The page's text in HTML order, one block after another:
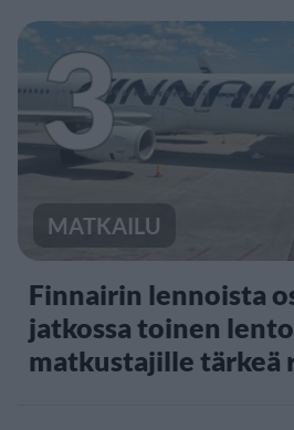
3
MATKAILU
Finnairin lennoista
jatkossa toinen
matkustajille tärkeä